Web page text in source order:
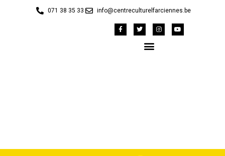
071 38 35 33 info@centreculturelfarciennes.be